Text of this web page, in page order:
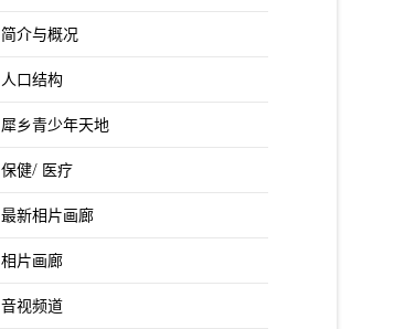
简介与概况
人口结构
犀乡青少年天地
保健/ 医疗
最新相片画廊
相片画廊
音视频道